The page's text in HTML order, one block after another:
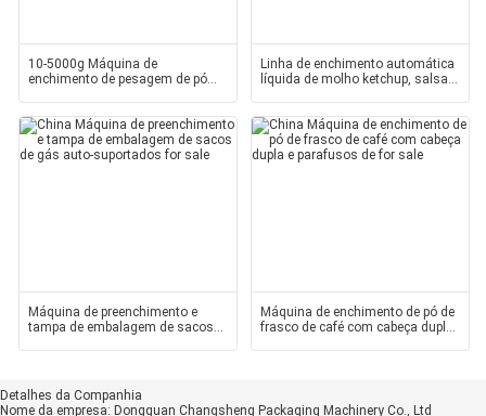
10-5000g Máquina de
enchimento de pesagem de pó
Linha de enchimento automática
líquida de molho ketchup, salsa
Máquina de preenchimento e
tampa de embalagem de sacos
Máquina de enchimento de pó de
frasco de café com cabeça dupla
Detalhes da Companhia
Nome da empresa: Dongguan Changsheng Packaging Machinery Co., Ltd